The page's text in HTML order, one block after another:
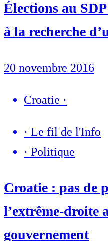
Élections au
à la recherche
20 novembre 2016
Croatie ·
· Le fil de l'Info
· Politique
Croatie : pas de
l’extrême-droite
gouvernement